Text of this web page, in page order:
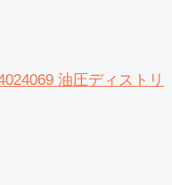
油圧ディストリ